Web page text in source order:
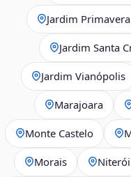
Jardim Primavera
Jardim Santa
Jardim Vianópolis
Marajoara
Monte Castelo
Morais Niterói